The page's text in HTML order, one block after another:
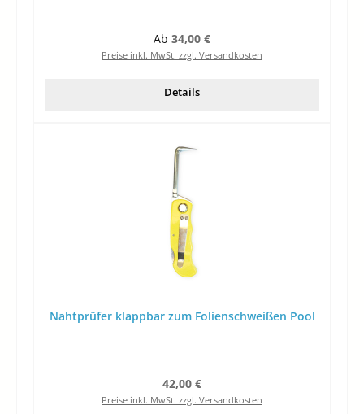
Regulärer Preis:
Ab 34,00 €
Preise inkl. MwSt. zzgl. Versandkosten
Details
Nahtprüfer klappbar zum Folienschweißen Pool
Regulärer Preis:
42,00 €
Preise inkl. MwSt. zzgl. Versandkosten